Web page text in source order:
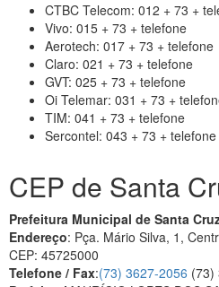
CTBC Telecom: 012 + 73 +
Vivo: 015 + 73 + telefone
Aerotech: 017 + 73 + telefone
Claro: 021 + 73 + telefone
GVT: 025 + 73 + telefone
Oi Telemar: 031 + 73 +
TIM: 041 + 73 + telefone
Sercontel: 043 + 73 + telefone
CEP de Santa
Prefeitura Municipal de Santa
Endereço: Pça. Mário Silva, 1,
CEP: 45725000
Telefone / Fax:(73) 3627-2056 (73)